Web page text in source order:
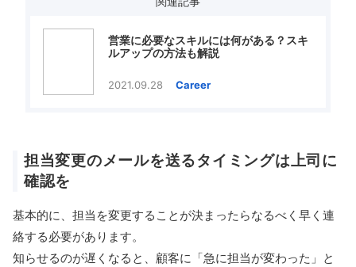
営業に必要なスキルには何がある？スキ
ルアップの方法も解説
2021.09.28 Career
担当変更のメールを送るタイミングは上司に
確認を
基本的に、担当を変更することが決まったらなるべく早く連
絡する必要があります。
知らせるのが遅くなると、顧客に「急に担当が変わった」と